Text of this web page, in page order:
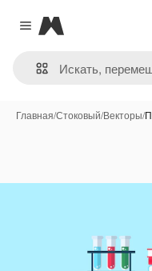
Close menu
Magnific
Главная/Стоковый/Векторы/